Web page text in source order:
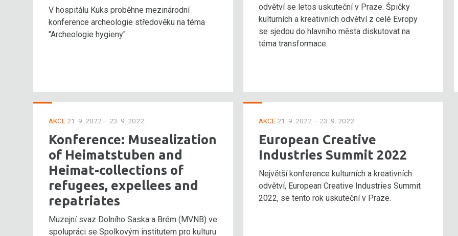
V hospitálu Kuks proběhne mezinárodní
konference archeologie středověku na téma
"Archeologie hygieny"
AKCE 21. 9. 2022 – 23. 9. 2022
Konference: Musealization
of Heimatstuben and
Heimat-collections of
refugees, expellees and
repatriates
Muzejní svaz Dolního Saska a Brém (MVNB) ve
spolupráci se Spolkovým institutem pro kulturu
odvětví se letos uskuteční v Praze. Špičky
kulturních a kreativních odvětví z celé Evropy
se sjedou do hlavního města diskutovat na
téma transformace.
AKCE 21. 9. 2022 – 23. 9. 2022
European Creative
Industries Summit 2022
Největší konference kulturních a kreativních
odvětví, European Creative Industries Summit
2022, se tento rok uskuteční v Praze.